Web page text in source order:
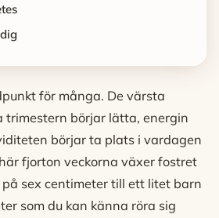
för många. De värsta
trimestern börjar lätta, energin
börjar ta plats i vardagen
fjorton veckorna växer fostret
sex centimeter till ett litet barn
som du kan känna röra sig